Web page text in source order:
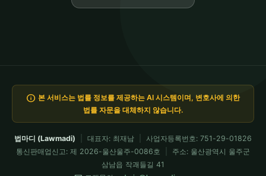
info 본 서비스는 법률 정보를 제공하는 AI 시스템이며, 변호사에 의한
법률 자문을 대체하지 않습니다.
법마디 (Lawmadi) 대표자: 최재남
사업자등록번호: 751-29-01826
통신판매업신고: 제 2026-울산울주-0086호
주소: 울산광역시 울주군
삼남읍 작괘들길 41